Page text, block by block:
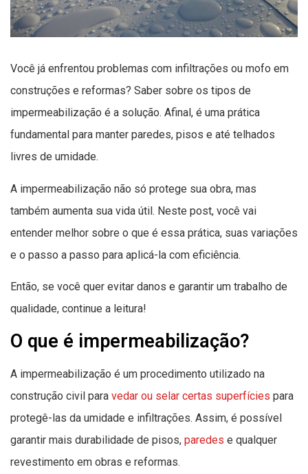
Você já enfrentou problemas com infiltrações ou mofo em
construções e reformas? Saber sobre os tipos de
impermeabilização é a solução. Afinal, é uma prática
fundamental para manter paredes, pisos e até telhados
livres de umidade.
A impermeabilização não só protege sua obra, mas
também aumenta sua vida útil. Neste post, você vai
entender melhor sobre o que é essa prática, suas variações
e o passo a passo para aplicá-la com eficiência.
Então, se você quer evitar danos e garantir um trabalho de
qualidade, continue a leitura!
O que é impermeabilização?
A impermeabilização é um procedimento utilizado na
construção civil para vedar ou selar certas superfícies para
protegê-las da umidade e infiltrações. Assim, é possível
garantir mais durabilidade de pisos, paredes e qualquer
revestimento em obras e reformas.